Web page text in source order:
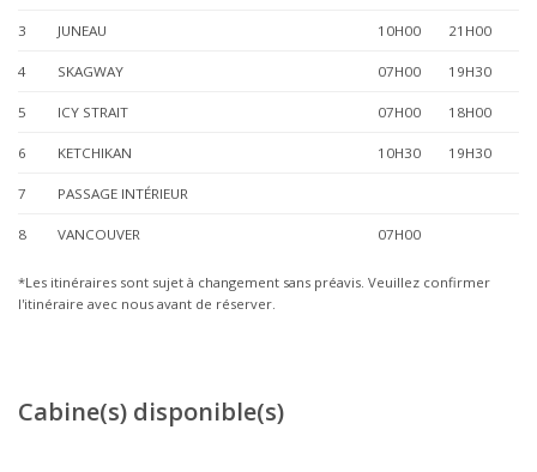
3 JUNEAU 10H00 21H00
4 SKAGWAY 07H00 19H30
5 ICY STRAIT 07H00 18H00
6 KETCHIKAN 10H30 19H30
7 PASSAGE INTÉRIEUR
8 VANCOUVER 07H00
*Les itinéraires sont sujet à changement sans préavis. Veuillez confirmer
l'itinéraire avec nous avant de réserver.
Cabine(s) disponible(s)